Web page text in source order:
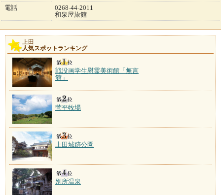
電話
0268-44-2011
和泉屋旅館
上田
人気スポットランキング
戦没画学生慰霊美術館「無言
館」
菅平牧場
上田城跡公園
別所温泉